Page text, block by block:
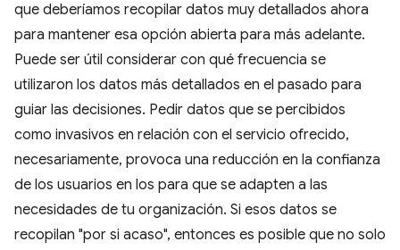
que deberíamos recopilar datos muy detallados ahora
para mantener esa opción abierta para más adelante.
Puede ser útil considerar con qué frecuencia se
utilizaron los datos más detallados en el pasado para
guiar las decisiones. Pedir datos que se percibidos
como invasivos en relación con el servicio ofrecido,
necesariamente, provoca una reducción en la confianza
de los usuarios en los para que se adapten a las
necesidades de tu organización. Si esos datos se
recopilan "por si acaso", entonces es posible que no solo